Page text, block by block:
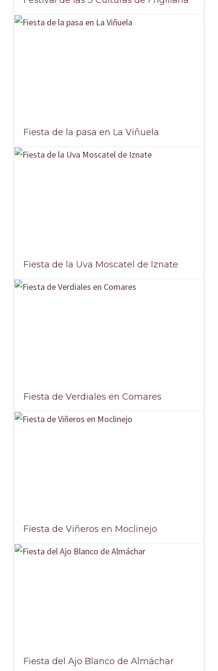
Fiesta de la pasa en La Viñuela
Fiesta de la Uva Moscatel de Iznate
Fiesta de Verdiales en Comares
Fiesta de Viñeros en Moclinejo
Fiesta del Ajo Blanco de Almáchar